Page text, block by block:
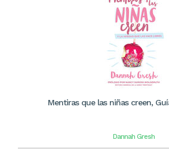
Mentiras que las niñas creen,
Dannah Gresh